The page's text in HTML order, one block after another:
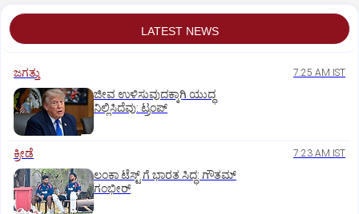
LATEST NEWS
ಜಗತ್ತು 7:25 AM IST
ಜೀವ ಉಳಿಸುವುದಕ್ಕಾಗಿ ಯುದ್ಧ
ನಿಲ್ಲಿಸಿದೆವು: ಟ್ರಂಪ್‌
ಕ್ರೀಡೆ 7:23 AM IST
ಲಂಕಾ ಟೆಸ್ಟ್‌ ಗೆ ಭಾರತ ಸಿದ್ಧ: ಗೌತಮ್‌
ಗಂಭೀರ್‌